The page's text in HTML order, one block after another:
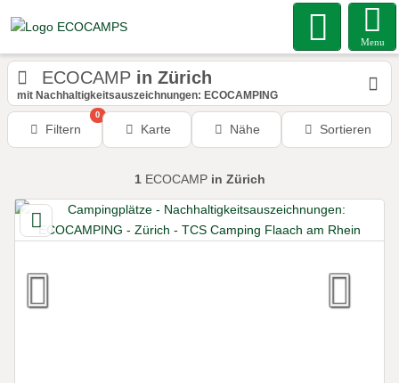
Menu
ECOCAMP in Zürich
mit Nachhaltigkeitsauszeichnungen: ECOCAMPING
Filtern
0
Karte Nähe Sortieren
1ECOCAMP in Zürich